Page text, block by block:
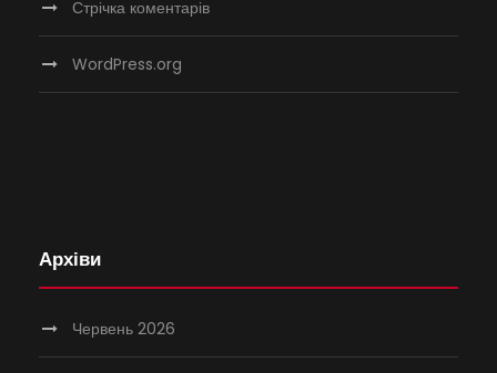
Стрічка коментарів
WordPress.org
Архіви
Червень 2026